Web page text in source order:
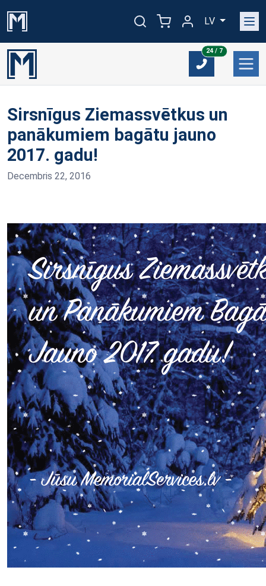
LV
24 / 724/7
Sirsnīgus Ziemassvētkus un
panākumiem bagātu jauno
2017. gadu!
Decembris 22, 2016